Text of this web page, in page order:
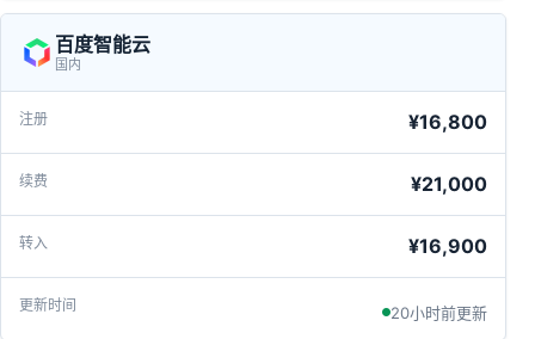
百度智能云
国内
¥16,800
¥21,000
¥16,900
20小时前更新